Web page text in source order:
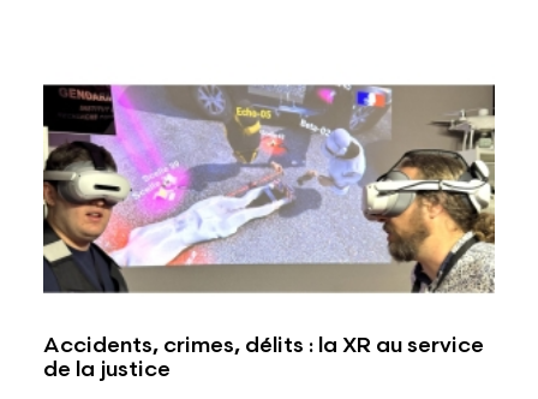
Accidents, crimes, délits : la XR au service
de la justice